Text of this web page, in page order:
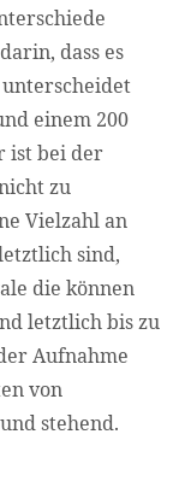
dass es
unterscheidet
einem 200
ist bei der
zu
Vielzahl an
sind,
die können
letztlich bis zu
Aufnahme
von
stehend.